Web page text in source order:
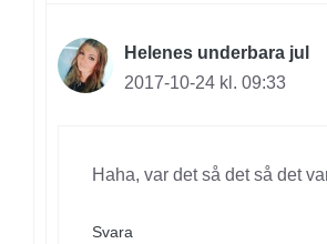
Helenes underbara jul
2017-10-24 kl. 09:33
Haha, var det så det så det
Svara